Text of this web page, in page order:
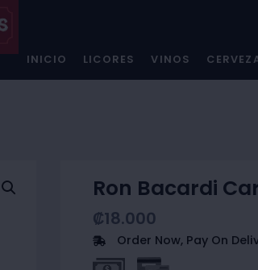
INICIO LICORES VINOS
Ron Bacardi
₡18.000
Order Now, Pay On